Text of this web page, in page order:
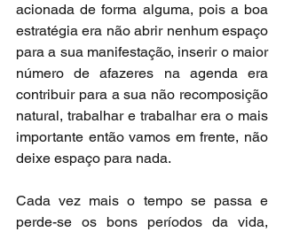
acionada de forma alguma, pois a boa
estratégia era não abrir nenhum espaço
para a sua manifestação, inserir o maior
número de afazeres na agenda era
contribuir para a sua não recomposição
natural, trabalhar e trabalhar era o mais
importante então vamos em frente, não
deixe espaço para nada.
Cada vez mais o tempo se passa e
perde-se os bons períodos da vida,